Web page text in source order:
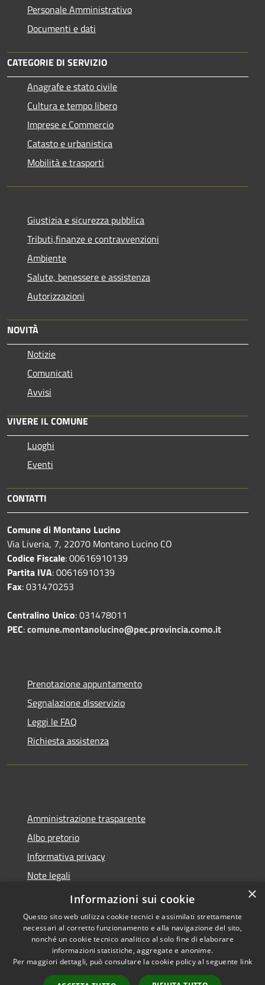
Personale Amministrativo
Documenti e dati
CATEGORIE DI SERVIZIO
Anagrafe e stato civile
Cultura e tempo libero
Imprese e Commercio
Catasto e urbanistica
Mobilità e trasporti
Giustizia e sicurezza pubblica
Tributi,finanze e contravvenzioni
Ambiente
Salute, benessere e assistenza
Autorizzazioni
NOVITÀ
Notizie
Comunicati
Avvisi
VIVERE IL COMUNE
Luoghi
Eventi
CONTATTI
Comune di Montano Lucino
Via Liveria, 7, 22070 Montano Lucino CO
Codice Fiscale: 00616910139
Partita IVA: 00616910139
Fax: 031470253
Centralino Unico: 031478011
PEC:comune.montanolucino@pec.provincia.como.it
Prenotazione appuntamento
Segnalazione disservizio
Leggi le FAQ
Richiesta assistenza
Amministrazione trasparente
Albo pretorio
Informativa privacy
Note legali
Dichiarazione di accessibilità
Accessibilità
Copyright © 2026 • Comune di
Montano Lucino • Powered by
×
Informazioni sui cookie
Questo sito web utilizza cookie tecnici e assimilati strettamente
necessari al corretto funzionamento e alla navigazione del sito,
nonché un cookie tecnico analitico al solo fine di elaborare
informazioni statistiche, aggregate e anonime.
Per maggiori dettagli, può consultare la cookie policy al seguente link